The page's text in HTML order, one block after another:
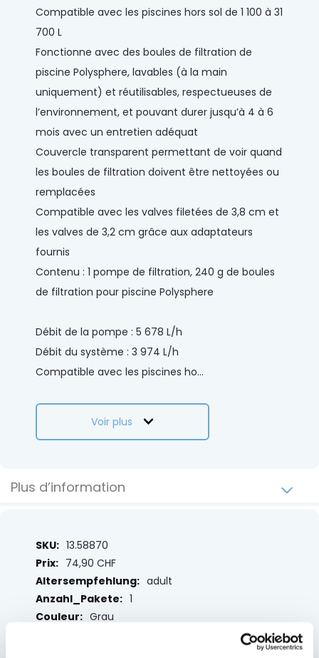
Compatible avec les piscines hors sol de 1 100 à 31
700 L
Fonctionne avec des boules de filtration de
piscine Polysphere, lavables (à la main
uniquement) et réutilisables, respectueuses de
l’environnement, et pouvant durer jusqu’à 4 à 6
mois avec un entretien adéquat
Couvercle transparent permettant de voir quand
les boules de filtration doivent être nettoyées ou
remplacées
Compatible avec les valves filetées de 3,8 cm et
les valves de 3,2 cm grâce aux adaptateurs
fournis
Contenu : 1 pompe de filtration, 240 g de boules
de filtration pour piscine Polysphere
Débit de la pompe : 5 678 L/h
Débit du système : 3 974 L/h
Compatible avec les piscines ho...
Voir plus
Plus d’information
Plus
d’information
13.58870
74,90 CHF
adult
1
Grau